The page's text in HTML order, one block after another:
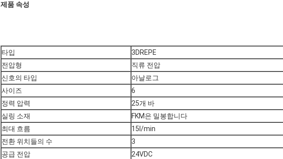
제품 속성
타입
3DREPE
전압형
직류 전압
신호의 타입
아날로그
사이즈
6
정력 압력
25개 바
실링 소재
FKM은 밀봉합니다
최대 흐름
15l/min
전환 위치들의 수
3
공급 전압
24VDC